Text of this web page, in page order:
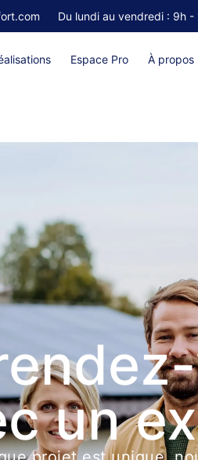
Du lundi au vendredi : 9h -
Espace Pro À propos
un